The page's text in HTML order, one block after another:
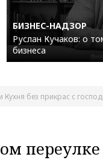
БИЗНЕС-НАДЗОР
Руслан Кучаков: о
бизнеса
Кухня без прикрас с
переулке